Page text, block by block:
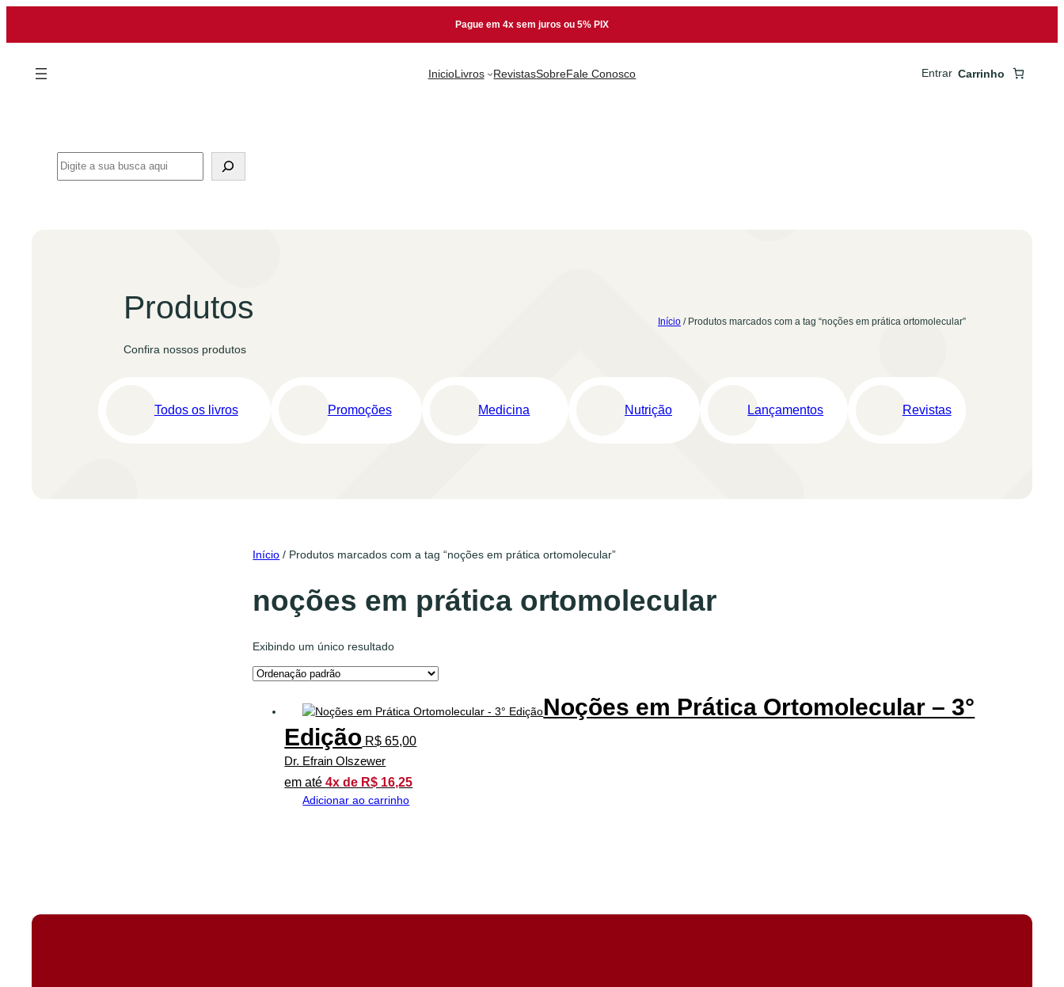
o
Pague em 4x sem juros ou 5% PIX
InicioLivros RevistasSobreFale Conosco Entrar Carrinho
Search
Produtos
Confira nossos produtos
Início / Produtos marcados com a tag “noções em prática ortomolecular”
Todos os livros Promoções Medicina Nutrição Lançamentos Revistas
Início / Produtos marcados com a tag “noções em prática ortomolecular”
noções em prática ortomolecular
Exibindo um único resultado
Noções em Prática Ortomolecular – 3°
Edição R$ 65,00
Dr. Efrain Olszewer
em até4x de R$ 16,25
Adicionar ao carrinho